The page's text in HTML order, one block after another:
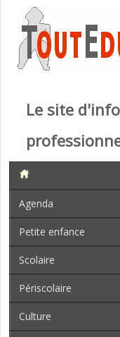
Le site
Agenda
Petite enfance
Scolaire
Périscolaire
Culture